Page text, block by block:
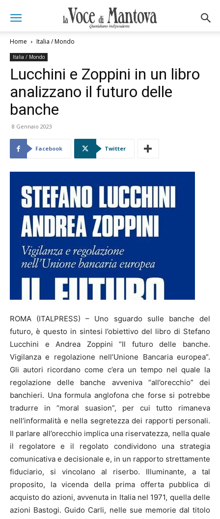
Home Italia / Mondo
Italia / Mondo
Lucchini e Zoppini in un libro
analizzano il futuro delle
banche
8 Gennaio 2023
Facebook Twitter
ROMA (ITALPRESS) – Uno sguardo sulle banche del
futuro, è questo in sintesi l’obiettivo del libro di Stefano
Lucchini e Andrea Zoppini “Il futuro delle banche.
Vigilanza e regolazione nell’Unione Bancaria europea”.
Gli autori ricordano come c’era un tempo nel quale la
regolazione delle banche avveniva “all’orecchio” dei
banchieri. Una formula anglofona che forse si potrebbe
tradurre in “moral suasion”, per cui tutto rimaneva
nell’informalità e nella segretezza dei rapporti personali.
Il parlare all’orecchio implica una riservatezza, nella quale
il regolatore e il regolato condividono una strategia
comunicativa e decisionale e, in un rapporto strettamente
fiduciario, si vincolano al riserbo. Illuminante, a tal
proposito, la vicenda della prima offerta pubblica di
acquisto do azioni, avvenuta in Italia nel 1971, quella delle
azioni Bastogi. Guido Carli, nelle sue memorie dal titolo